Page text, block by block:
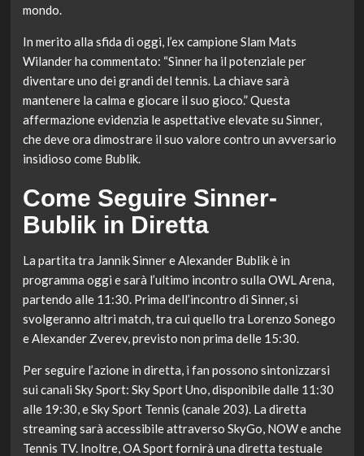
mondo.
In merito alla sfida di oggi, l’ex campione Slam Mats
Wilander ha commentato: “Sinner ha il potenziale per
diventare uno dei grandi del tennis. La chiave sarà
mantenere la calma e giocare il suo gioco.” Questa
affermazione evidenzia le aspettative elevate su Sinner,
che deve ora dimostrare il suo valore contro un avversario
insidioso come Bublik.
Come Seguire Sinner-
Bublik in Diretta
La partita tra Jannik Sinner e Alexander Bublik è in
programma oggi e sarà l’ultimo incontro sulla OWL Arena,
partendo alle 11:30. Prima dell’incontro di Sinner, si
svolgeranno altri match, tra cui quello tra Lorenzo Sonego
e Alexander Zverev, previsto non prima delle 15:30.
Per seguire l’azione in diretta, i fan possono sintonizzarsi
sui canali Sky Sport: Sky Sport Uno, disponibile dalle 11:30
alle 19:30, e Sky Sport Tennis (canale 203). La diretta
streaming sarà accessibile attraverso SkyGo, NOW e anche
Tennis TV. Inoltre, OA Sport fornirà una diretta testuale